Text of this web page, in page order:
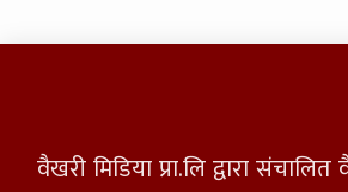
वैखरी मिडिया प्रा.लि द्वारा